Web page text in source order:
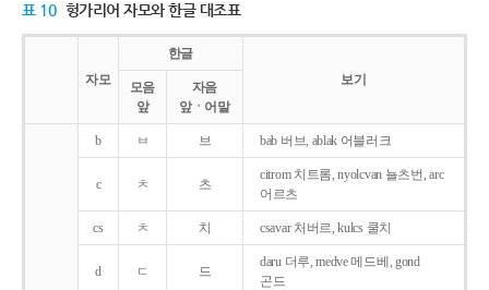
표 10 헝가리어 자모와 한글 대조표
자모
한글
보기
모음
앞
자음
앞ㆍ어말
b ㅂ 브 bab 버브, ablak 어블러크
c ㅊ 츠
citrom 치트롬, nyolcvan 뇰츠번, arc
어르츠
cs ㅊ 치 csavar 처버르, kulcs 쿨치
d ㄷ 드
daru 더루, medve 메드베, gond
곤드